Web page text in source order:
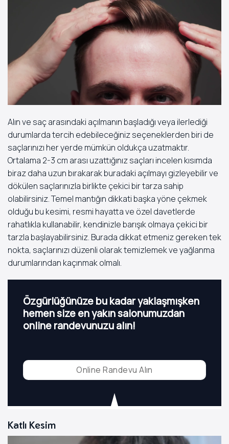
Alın ve saç arasındaki açılmanın başladığı veya ilerlediği
durumlarda tercih edebileceğiniz seçeneklerden biri de
saçlarınızı her yerde mümkün oldukça uzatmaktır.
Ortalama 2-3 cm arası uzattığınız saçları incelen kısımda
biraz daha uzun bırakarak buradaki açılmayı gizleyebilir ve
dökülen saçlarınızla birlikte çekici bir tarza sahip
olabilirsiniz. Temel mantığın dikkati başka yöne çekmek
olduğu bu kesimi, resmi hayatta ve özel davetlerde
rahatlıkla kullanabilir, kendinizle barışık olmaya çekici bir
tarzla başlayabilirsiniz. Burada dikkat etmeniz gereken tek
nokta, saçlarınızı düzenli olarak temizlemek ve yağlanma
durumlarından kaçınmak olmalı.
Özgürlüğünüze bu kadar yaklaşmışken
hemen size en yakın salonumuzdan
online randevunuzu alın!
Online Randevu Alın
Katlı Kesim